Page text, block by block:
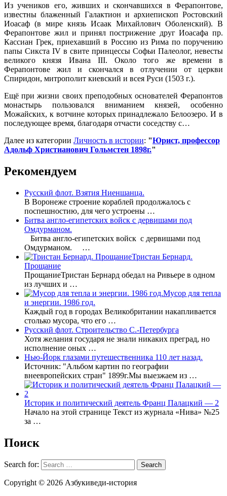
Из учеников его, живших и скончавшихся в Ферапонтове,
известны блаженный Галактион и архиепископ Ростовский
Иоасаф (в мире князь Исаак Михайлович Оболенский). В
Ферапонтове жил и принял пострижение друг Иоасафа пр.
Кассиан Грек, приехавший в Россию из Рима по поручению
папы Сикста IV в свите принцессы Софьи Палеолог, невесты
великого князя Ивана III. Около того же времени в
Ферапонтове жил и скончался в отлучении от церкви
Спиридон, митрополит киевский и всея Руси (1503 г.).
Ещё при жизни своих преподобных основателей Ферапонтов
монастырь пользовался вниманием князей, особенно
Можайских, к вотчине которых принадлежало Белоозеро. И в
последующее время, благодаря отчасти соседству с…
Далее из категории Личность в истории: "Юрист, профессор
Адольф Христианович Гольмстен 1898г."
Рекомендуем
Русский флот. Взятия Ниеншанца.
В Воронеже строение кораблей продолжалось с
поспешностию, для чего устроены …
Битва англо-египетских войск с дервишами под
Омдурманом.
Битва англо-египетских войск с дервишами под
Омдурманом. …
Тристан Бернард.
Прощание
ПрощаниеТристан Бернард обедал на Ривьере в одном
из лучших и …
Мусор для тепла
и энергии. 1986 год.
Каждый год в городах Великобритании накапливается
столько мусора, что его …
Русский флот. Строительство С.-Петербурга
Хотя желания государя не знали никаких преград, но
исполнение оных …
Нью-Йорк глазами путешественника 110 лет назад.
Источник: "Альбом картин по географии
внеевропейских стран" 1899г.Мы выезжаем из …
Историк и политический деятель Франц Палацкий — 2
Начало на этой странице Текст из журнала «Нива» №25
за …
Поиск
Search for:
Copyright © 2026 Азбукиведи-история